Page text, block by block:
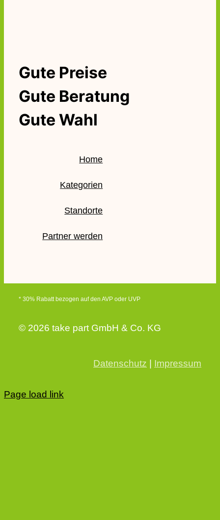
Gute Preise
Gute Beratung
Gute Wahl
Home
Kategorien
Standorte
Partner werden
* 30% Rabatt bezogen auf den AVP oder UVP
© 2026 take part GmbH & Co. KG
Datenschutz Impressum
Page load link